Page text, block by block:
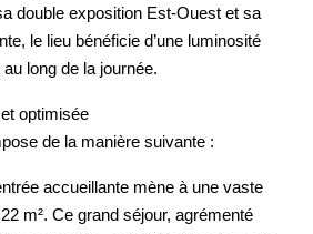
double exposition Est-Ouest et sa
le lieu bénéficie d’une luminosité
long de la journée.
optimisée
de la manière suivante :
accueillante mène à une vaste
m². Ce grand séjour, agrémenté